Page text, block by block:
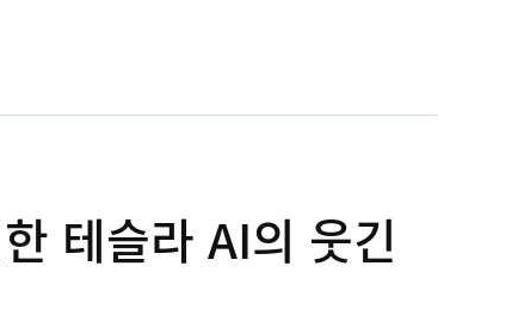
테슬라 AI의 웃긴